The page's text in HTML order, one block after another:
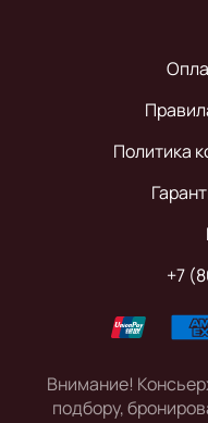
Политика
+7
Внимание!
подбору,